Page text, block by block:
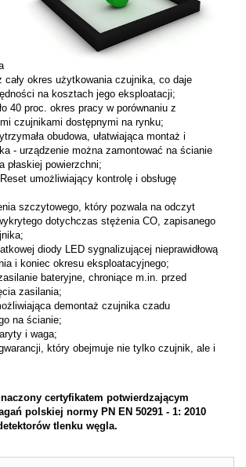
cały okres użytkowania czujnika, co daje
na kosztach jego eksploatacji;
40 proc. okres pracy w porównaniu z
czujnikami dostępnymi na rynku;
obudowa, ułatwiająca montaż i
- urządzenie można zamontować na ścianie
płaskiej powierzchni;
umożliwiający kontrolę i obsługę
szczytowego, który pozwala na odczyt
dotychczas stężenia CO, zapisanego
diody LED sygnalizującej nieprawidłową
i koniec okresu eksploatacyjnego;
bateryjne, chroniące m.in. przed
zasilania;
demontaż czujnika czadu
na ścianie;
i waga;
który obejmuje nie tylko czujnik, ale i
certyfikatem potwierdzającym
polskiej normy PN EN 50291 - 1: 2010
tlenku węgla.